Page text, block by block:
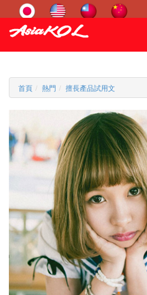
首頁 熱門 擅長產品試用文